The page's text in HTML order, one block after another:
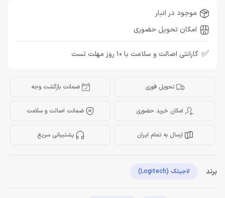
موجود در انبار
امکان تحویل حضوری
✅ گارانتی اصالت و سلامت با 10 روز مهلت تست
تحویل فوری ضمانت بازگشت وجه
امکان خرید حضوری ضمانت اصالت و سلامت
ارسال به تمام ایران پشتیبانی سریع
برند لاجیتک (Logitech)